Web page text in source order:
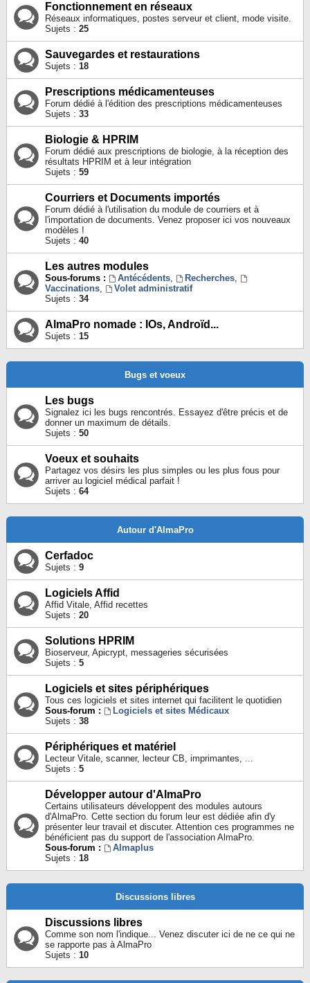
Fonctionnement en réseaux
Réseaux informatiques, postes serveur et client, mode visite.
Sujets : 25
Sauvegardes et restaurations
Sujets : 18
Prescriptions médicamenteuses
Forum dédié à l'édition des prescriptions médicamenteuses
Sujets : 33
Biologie & HPRIM
Forum dédié aux prescriptions de biologie, à la réception des
résultats HPRIM et à leur intégration
Sujets : 59
Courriers et Documents importés
Forum dédié à l'utilisation du module de courriers et à
l'importation de documents. Venez proposer ici vos nouveaux
modèles !
Sujets : 40
Les autres modules
Sous-forums : Antécédents, Recherches,
Vaccinations,
Volet administratif
Sujets : 34
AlmaPro nomade : IOs, Androïd...
Sujets : 15
Bugs et voeux
Les bugs
Signalez ici les bugs rencontrés. Essayez d'être précis et de
donner un maximum de détails.
Sujets : 50
Voeux et souhaits
Partagez vos désirs les plus simples ou les plus fous pour
arriver au logiciel médical parfait !
Sujets : 64
Autour d'AlmaPro
Cerfadoc
Sujets : 9
Logiciels Affid
Affid Vitale, Affid recettes
Sujets : 20
Solutions HPRIM
Bioserveur, Apicrypt, messageries sécurisées
Sujets : 5
Logiciels et sites périphériques
Tous ces logiciels et sites internet qui facilitent le quotidien
Sous-forum :
Logiciels et sites Médicaux
Sujets : 38
Périphériques et matériel
Lecteur Vitale, scanner, lecteur CB, imprimantes, ...
Sujets : 5
Développer autour d'AlmaPro
Certains utilisateurs développent des modules autours
d'AlmaPro. Cette section du forum leur est dédiée afin d'y
présenter leur travail et discuter. Attention ces programmes ne
bénéficient pas du support de l'association AlmaPro.
Sous-forum :
Almaplus
Sujets : 18
Discussions libres
Discussions libres
Comme son nom l'indique... Venez discuter ici de ne ce qui ne
se rapporte pas à AlmaPro
Sujets : 10